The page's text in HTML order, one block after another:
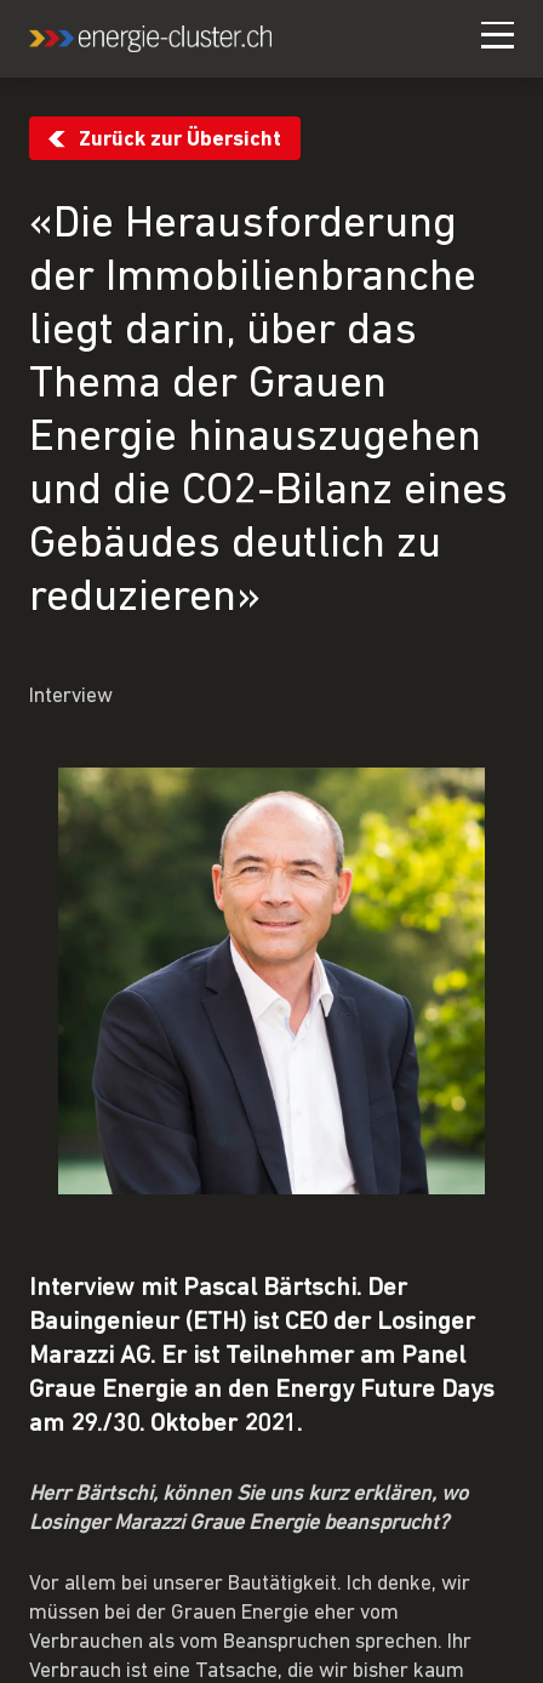
Zurück zur Übersicht
«Die Herausforderung
der Immobilienbranche
liegt darin, über das
Thema der Grauen
Energie hinauszugehen
und die CO2-Bilanz eines
Gebäudes deutlich zu
reduzieren»
Interview
Interview mit Pascal Bärtschi. Der
Bauingenieur (ETH) ist CEO der Losinger
Marazzi AG. Er ist Teilnehmer am Panel
Graue Energie an den Energy Future Days
am 29./30. Oktober 2021.
Herr Bärtschi, können Sie uns kurz erklären, wo
Losinger Marazzi Graue Energie beansprucht?
Vor allem bei unserer Bautätigkeit. Ich denke, wir
müssen bei der Grauen Energie eher vom
Verbrauchen als vom Beanspruchen sprechen. Ihr
Verbrauch ist eine Tatsache, die wir bisher kaum